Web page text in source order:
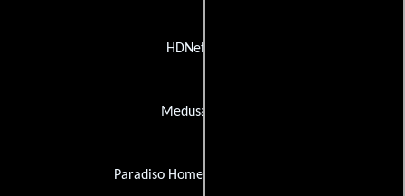
HDNet Films
Medusa Video
Paradiso Home Entertainment